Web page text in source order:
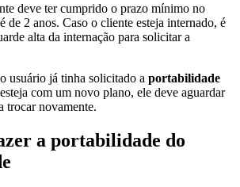
deve ter cumprido o prazo mínimo no
de 2 anos. Caso o cliente esteja internado, é
alta da internação para solicitar a
usuário já tinha solicitado a portabilidade
com um novo plano, ele deve aguardar
trocar novamente.
a portabilidade do